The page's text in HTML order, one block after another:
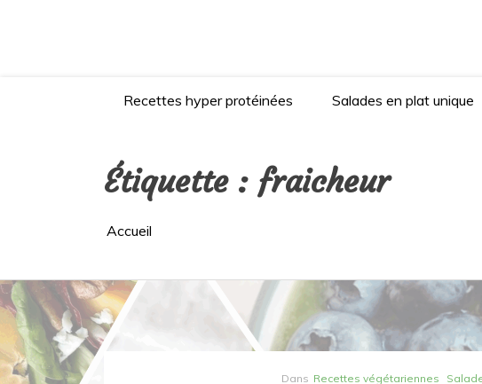
Recettes hyper protéinées Salades en plat unique
Étiquette : fraicheur
Accueil
Dans Recettes végétariennes